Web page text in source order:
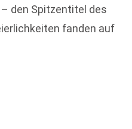
– den Spitzentitel des
fanden auf